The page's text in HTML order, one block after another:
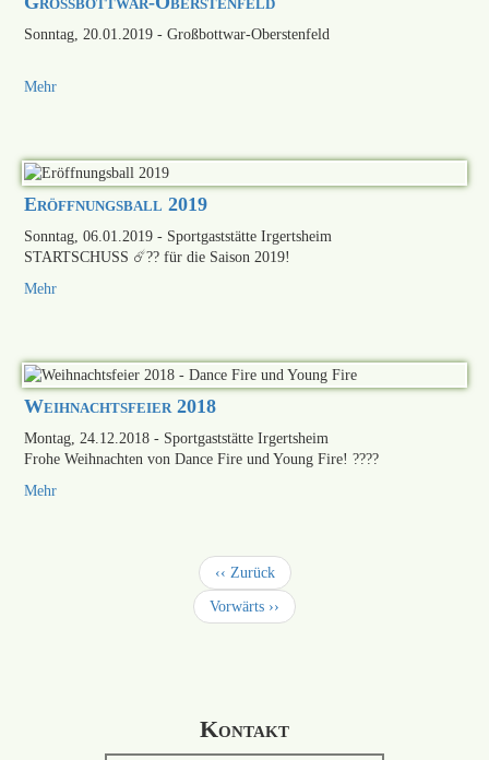
Sonntag, 20.01.2019 - Großbottwar-Oberstenfeld
Mehr
Eröffnungsball 2019
Sonntag, 06.01.2019 - Sportgaststätte Irgertsheim
STARTSCHUSS ☄️?? für die Saison 2019!
Mehr
Weihnachtsfeier 2018
Montag, 24.12.2018 - Sportgaststätte Irgertsheim
Frohe Weihnachten von Dance Fire und Young Fire! ????
Mehr
Vorherige
Seite
‹‹ Zurück
Nächste
Seite
Vorwärts ››
Kontakt